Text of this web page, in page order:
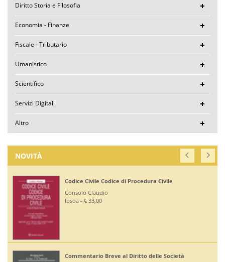
Diritto Storia e Filosofia
Economia - Finanze
Fiscale - Tributario
Umanistico
Scientifico
Servizi Digitali
Altro
NOVITÀ
Corte di Giustizia dell'Unione Europea
Ruffini Giuseppe
Editoriale Scientifica - € 36,00
Diritto Bancario e Finanziario